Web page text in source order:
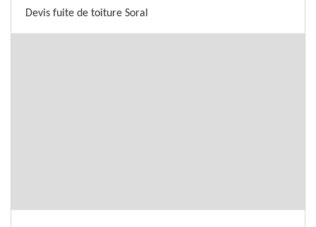
Devis fuite de toiture Soral